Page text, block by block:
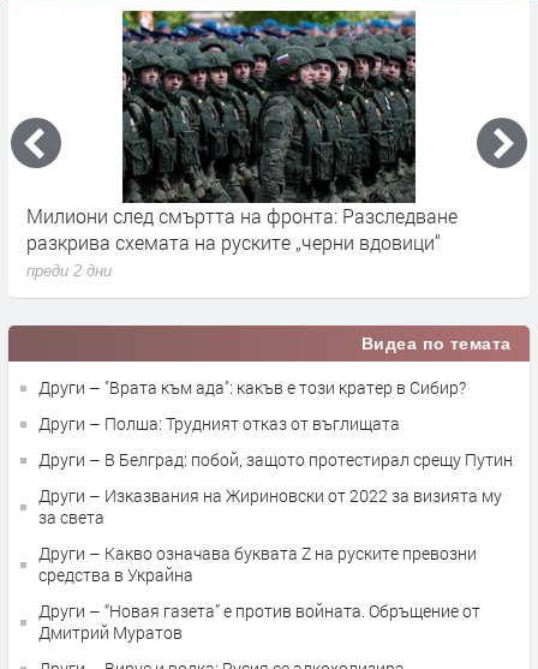
Милиони след смъртта на фронта: Разследване
разкрива схемата на руските „черни вдовици“
преди 2 дни
Видеа по темата
Други – "Врата към ада": какъв е този кратер в Сибир?
Други – Полша: Трудният отказ от въглищата
Други – В Белград: побой, защото протестирал срещу Путин
Други – Изказвания на Жириновски от 2022 за визията му
за света
Други – Какво означава буквата Z на руските превозни
средства в Украйна
Други – “Новая газета” е против войната. Обръщение от
Дмитрий Муратов